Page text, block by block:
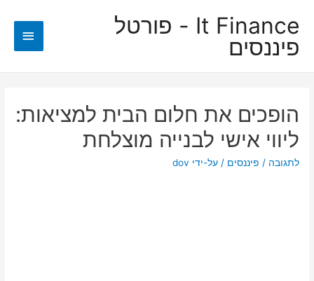
It Finance - פורטל
פיננסים
הופכים את חלום הבית למציאות:
ליווי אישי לבנייה מוצלחת
לתגובה / פיננסים / על-ידי dov